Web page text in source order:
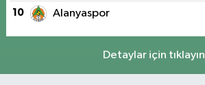
10 Alanyaspor
Detaylar için tıklayın